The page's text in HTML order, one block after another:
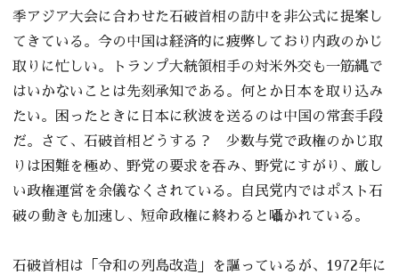
季アジア大会に合わせた石破首相の訪中を非公式に提案し
てきている。今の中国は経済的に疲弊しており内政のかじ
取りに忙しい。トランプ大統領相手の対米外交も一筋縄で
はいかないことは先刻承知である。何とか日本を取り込み
たい。困ったときに日本に秋波を送るのは中国の常套手段
だ。さて、石破首相どうする？ 少数与党で政権のかじ取
りは困難を極め、野党の要求を吞み、野党にすがり、厳し
い政権運営を余儀なくされている。自民党内ではポスト石
破の動きも加速し、短命政権に終わると囁かれている。
石破首相は「令和の列島改造」を謳っているが、1972年に